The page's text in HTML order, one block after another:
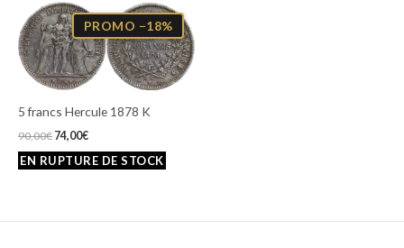
PROMO −18%
5 francs Hercule 1878 K
90,00€
Le
prix
initial
était :
90,00€.
74,00€
Le
prix
actuel
est :
74,00€.